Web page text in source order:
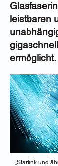
leistbaren
ermöglicht.
„Starlink und